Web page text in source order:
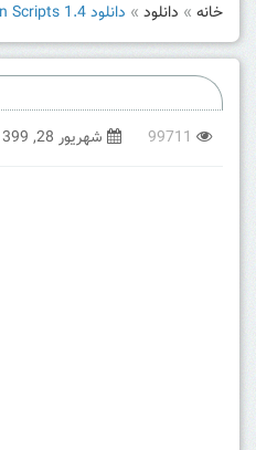
خانه » دانلود » دانلود Microsoft Activation Scripts 1.4 فعالسازی و دائمی کردن ویندوز
99711 شهریور 28, 1399